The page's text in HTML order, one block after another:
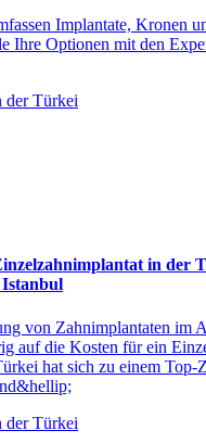
Implantate, Kronen
Ihre Optionen mit den
der Türkei
in der
von Zahnimplantaten im
auf die Kosten für ein
hat sich zu einem Top-
der Türkei